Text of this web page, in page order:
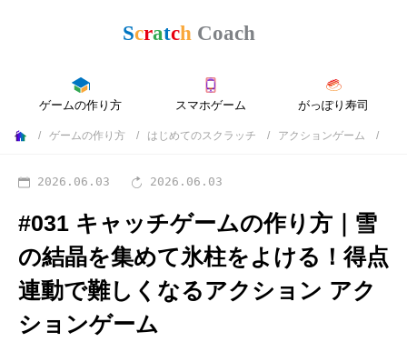
ゲームの作り方 スマホゲーム がっぽり寿司
ゲームの作り方 はじめてのスクラッチ アクションゲーム
2026.06.03 2026.06.03
#031 キャッチゲームの作り方｜雪
の結晶を集めて氷柱をよける！得点
連動で難しくなるアクション アク
ションゲーム